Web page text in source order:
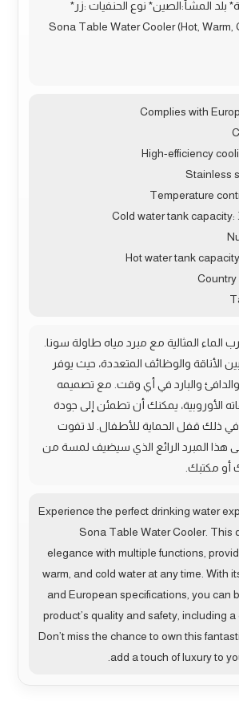
* Sona Table Water Cooler (Hot, Warm,
الماء المثالية مع مبرد مياه طاولة سونا.
الأناقة والوظائف المتعددة، حيث يوفر
والبارد في أي وقت. مع تصميمه
الأوروبية، يمكنك أن تطمئن إلى جودة
في ذلك قفل الحماية للأطفال. لا تفوت
هذا المبرد الرائع الذي سيضيف لمسة من
أو مكتبك.
Experience the perfect drinking water
Sona Table Water Cooler. This
elegance with multiple functions,
warm, and cold water at any time. With
and European specifications, you can
product’s quality and safety, including a
Don’t miss the chance to own this
add a touch of luxury to